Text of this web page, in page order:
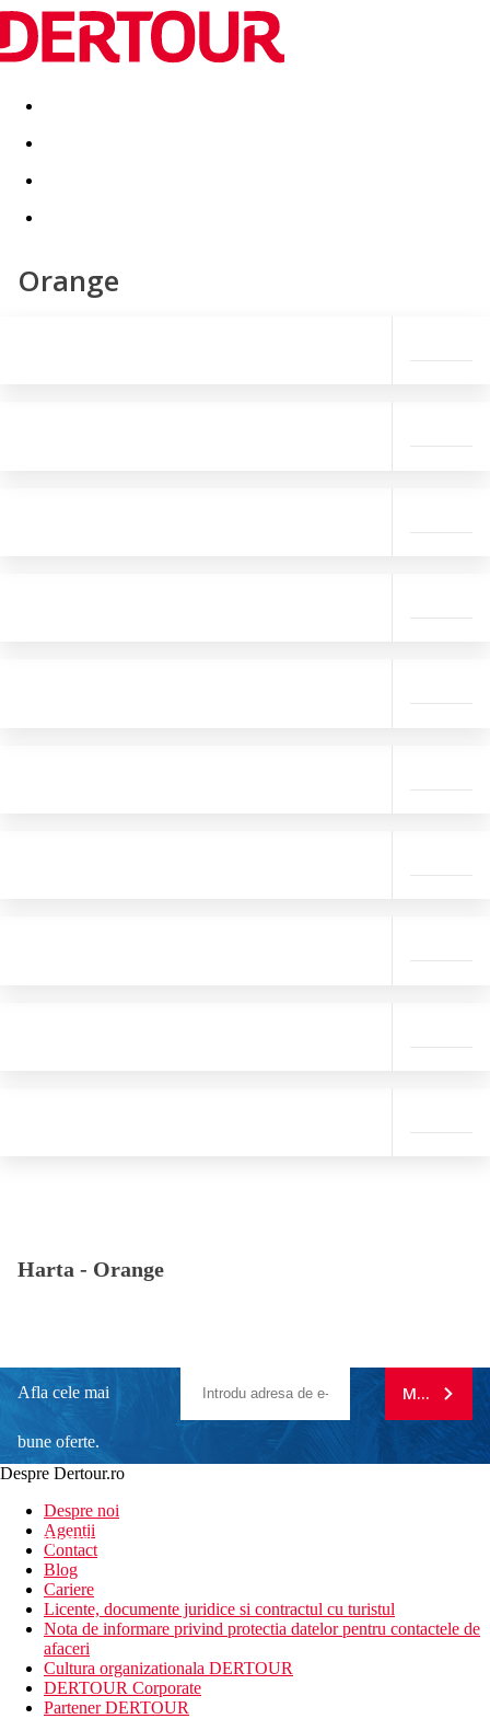
Destinatii Vacanta perfecta OFERTE DE NERATAT
Orange
Harta - Orange
Afla cele mai
bune oferte.
newsletter!
MA
Despre Dertour.ro
Despre noi
Agentii
Contact
Blog
Cariere
Licente, documente juridice si contractul cu turistul
Nota de informare privind protectia datelor pentru contactele de
afaceri
Cultura organizationala DERTOUR
DERTOUR Corporate
Partener DERTOUR